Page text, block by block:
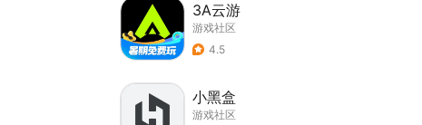
3A云游
游戏社区
4.5
小黑盒
游戏社区